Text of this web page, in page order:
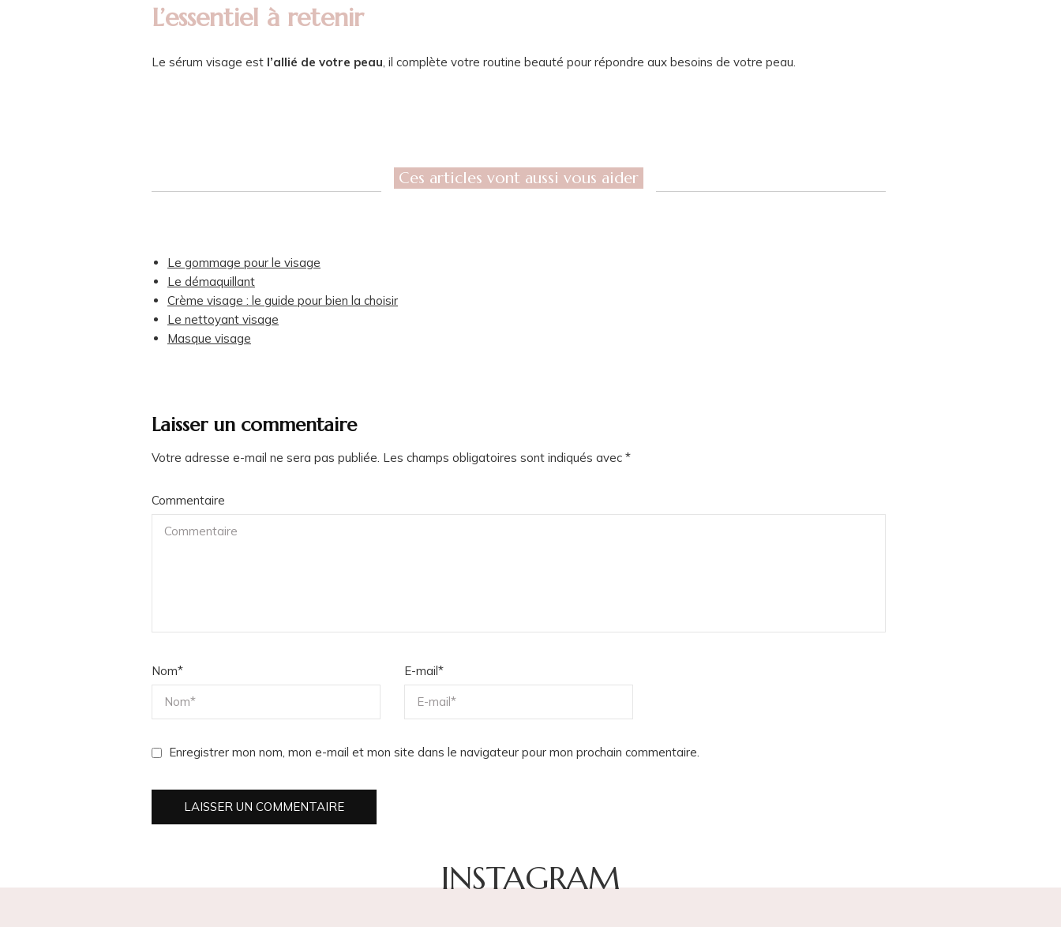
L’essentiel à retenir
Le sérum visage est l’allié de votre peau, il complète votre routine beauté pour répondre aux besoins de votre peau.
Ces articles vont aussi vous aider
Le gommage pour le visage
Le démaquillant
Crème visage : le guide pour bien la choisir
Le nettoyant visage
Masque visage
Laisser un commentaire
Votre adresse e-mail ne sera pas publiée. Les champs obligatoires sont indiqués avec *
Commentaire
Nom* E-mail*
Enregistrer mon nom, mon e-mail et mon site dans le navigateur pour mon prochain commentaire.
INSTAGRAM